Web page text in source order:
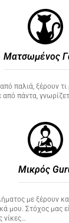
Ματσωμένος
παλιά, ξέρουν
από πάντα,
Μικρός
με ξέρουν
μου. Στόχος μας
νίκες…